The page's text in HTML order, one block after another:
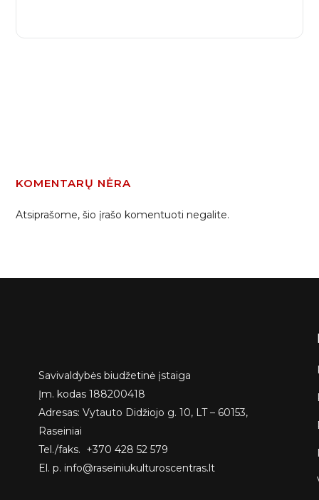
KOMENTARŲ NĖRA
Atsiprašome, šio įrašo komentuoti negalite.
Savivaldybės biudžetinė įstaiga
Įm. kodas 188200418
Adresas: Vytauto Didžiojo g. 10, LT – 60153,
Raseiniai
Tel./faks. +370 428 52 579
El. p. info@raseiniukulturoscentras.lt